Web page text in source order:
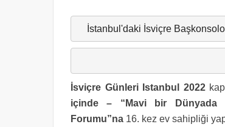
İstanbul'daki İsviçre
İsviçre Günleri Istanbul 2022
içinde – “ Mavi bir Dünyada
Forumu”na 16. kez ev sahipliği